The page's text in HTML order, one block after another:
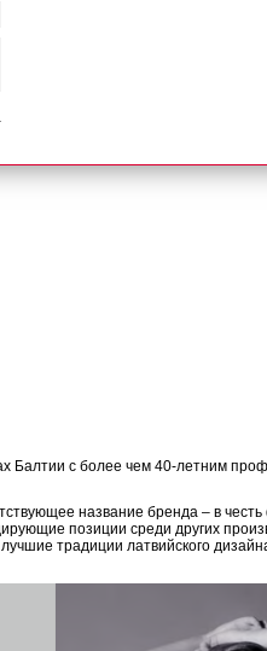
Балтии с более чем 40-летним
название бренда – в
позиции среди других
традиции латвийского